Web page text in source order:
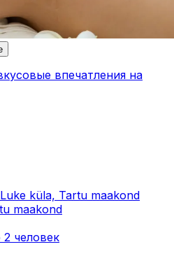
впечатления на
küla, Tartu maakond
maakond
человек